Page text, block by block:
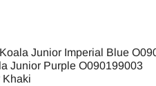
Junior Imperial Blue
Junior Purple O090199003
Khaki